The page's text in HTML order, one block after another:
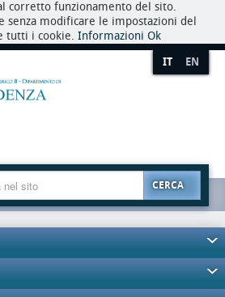
corretto funzionamento del sito.
senza modificare le impostazioni del
tutti i cookie. Informazioni Ok
IT EN
CERCA